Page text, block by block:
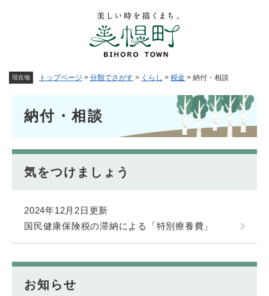
現在地 トップページ > 分類でさがす > くらし > 税金 > 納付・相談
納付・相談
気をつけましょう
2024年12月2日更新
国民健康保険税の滞納による「特別療養費」
お知らせ